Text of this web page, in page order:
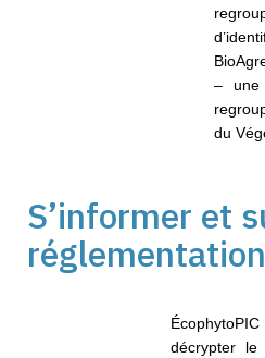
– une
du
S’informer et
réglementation
ÉcophytoPIC
décrypter le